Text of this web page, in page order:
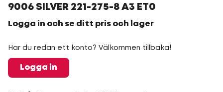
9006 SILVER 221-275-8 A3 ET0
Logga in och se ditt pris och lager
Har du redan ett konto? Välkommen tillbaka!
Logga in